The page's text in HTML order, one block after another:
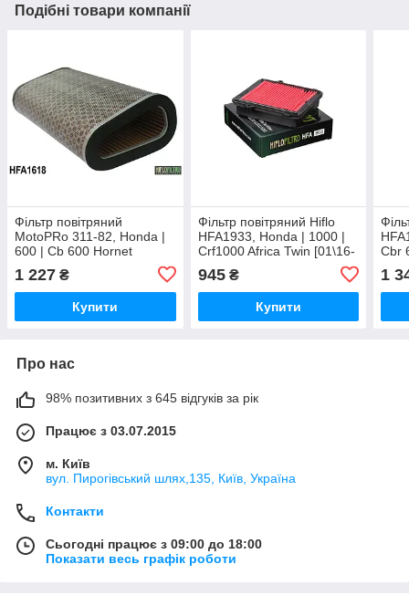
Подібні товари компанії
Фільтр повітряний
MotoPRo 311-82, Honda |
600 | Cb 600 Hornet
1 227 ₴
Купити
Фільтр повітряний Hiflo
HFA1933, Honda | 1000 |
Crf1000 Africa Twin [01\16-
945₴
Купити
Cbr
1
Про нас
98% позитивних з 645 відгуків за рік
Працює з 03.07.2015
м. Київ
вул. Пирогівський шлях,135, Київ, Україна
Контакти
Сьогодні працює з 09:00 до 18:00
Показати весь графік роботи